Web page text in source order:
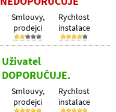
Smlouvy,
prodejci
Rychlost
instalace
Uživatel
DOPORUČUJE.
Smlouvy,
prodejci
Rychlost
instalace